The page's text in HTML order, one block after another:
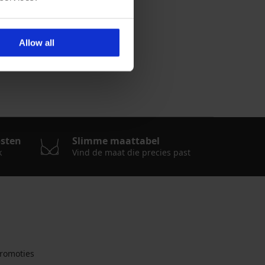
Allow all
Slimme maattabel
Vind de maat die precies past